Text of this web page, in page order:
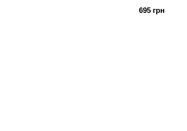
695 грн